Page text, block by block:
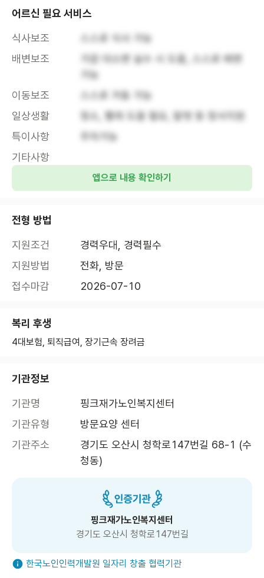
어르신 필요 서비스
식사보조
스스로 식사 가능
배변보조
가끔 대소변 실수 시 도움, 스스로 배변
가능
이동보조
스스로 거동 가능
일상생활
청소, 빨래 도움 필요, 말벗 등 정서지원
특이사항
주차가능
기타사항
앱으로 내용 확인하기
전형 방법
지원조건
경력우대, 경력필수
지원방법
전화, 방문
접수마감
2026-07-10
복리 후생
4대보험, 퇴직급여, 장기근속 장려금
기관정보
기관명
핑크재가노인복지센터
기관유형
방문요양 센터
기관주소
경기도 오산시 청학로147번길 68-1 (수
청동)
핑크재가노인복지센터
경기도 오산시 청학로147번길
한국노인인력개발원 일자리 창출 협력기관